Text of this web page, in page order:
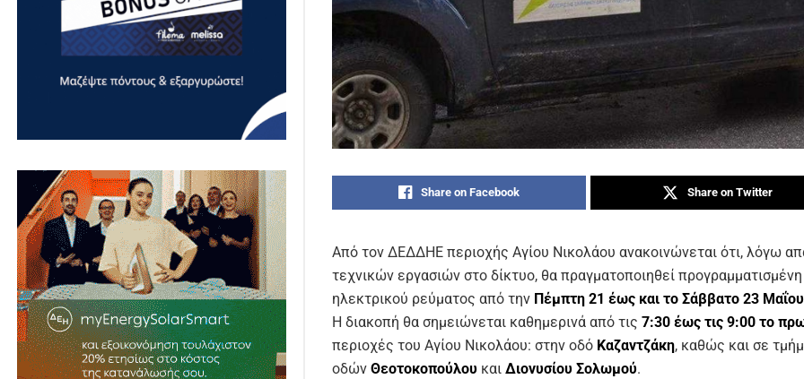
Share on Facebook Share on Twitter
Από τον ΔΕΔΔΗΕ περιοχής Αγίου Νικολάου ανακοινώνεται ότι, λόγω
τεχνικών εργασιών στο δίκτυο, θα πραγματοποιηθεί
ηλεκτρικού ρεύματος από την Πέμπτη 21 έως και το Σάββατο 23 Μαΐου
Η διακοπή θα σημειώνεται καθημερινά από τις 7:30 έως τις 9:00 το
περιοχές του Αγίου Νικολάου: στην οδό Καζαντζάκη, καθώς και σε
οδών Θεοτοκοπούλου και Διονυσίου Σολωμού.